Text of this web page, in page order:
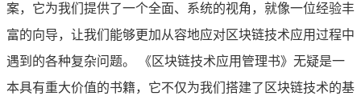
案，它为我们提供了一个全面、系统的视角，就像一位经验丰
富的向导，让我们能够更加从容地应对区块链技术应用过程中
遇到的各种复杂问题。 《区块链技术应用管理书》无疑是一
本具有重大价值的书籍，它不仅为我们搭建了区块链技术的基